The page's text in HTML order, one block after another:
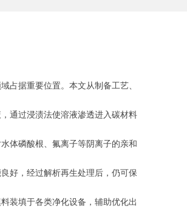
占据重要位置。本文从制备工艺、
通过浸渍法使溶液渗透进入碳材料
体磷酸根、氟离子等阴离子的亲和
好，经过解析再生处理后，仍可保
装填于各类净化设备，辅助优化出